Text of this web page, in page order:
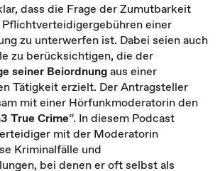
dass die Frage der Zumutbarkeit
einer
zu unterwerfen ist. Dabei seien auch
zu berücksichtigen, die der
seiner Beiordnungaus einer
Tätigkeit erzielt. Der Antragsteller
mit einer Hörfunkmoderatorin den
True Crime“. In diesem Podcast
mit der Moderatorin
Kriminalfälle und
bei denen er oft selbst als